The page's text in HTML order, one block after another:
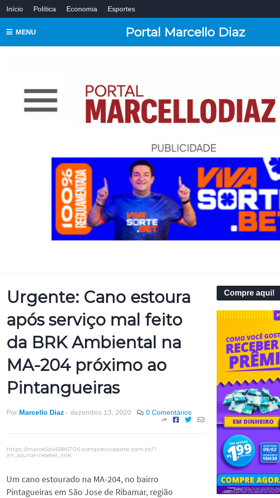
Início Política Economia Esportes
MENU Portal Marcello Diaz
Urgente: Cano estoura
após serviço mal feito
da BRK Ambiental na
MA-204 próximo ao
Pintangueiras
Por Marcello Diaz - dezembro 13, 2020 0 Comentários
https://marce5d46685706.comprevivasorte.com.br/?
lm_source=reseller_link
Um cano estourado na MA-204, no bairro
Pintagueiras em São Jose de Ribamar, região
Compre aqui!